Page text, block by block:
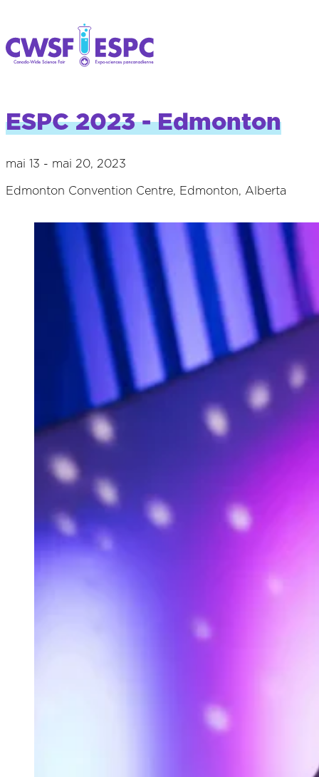
ESPC 2023 - Edmonton
mai 13 - mai 20, 2023
Edmonton Convention Centre, Edmonton, Alberta